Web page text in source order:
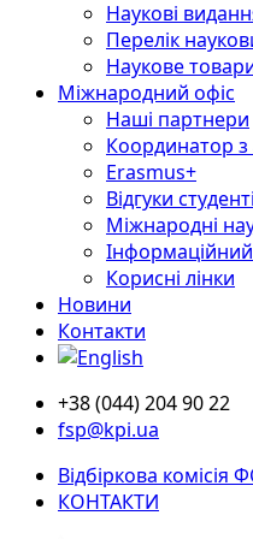
Наукові
Перелік
Наукове
Міжнародний офіс
Наші партнери
Координатор з
Erasmus+
Відгуки
Міжнародні
Корисні лінки
Новини
Контакти
+38 (044) 204 90 22
fsp@kpi.ua
Відбіркова
КОНТАКТИ